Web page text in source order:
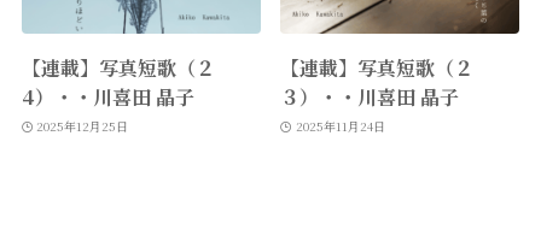
【連載】写真短歌（２
4）・・川喜田 晶子
2025年12月25日
【連載】写真短歌（２
３）・・川喜田 晶子
2025年11月24日